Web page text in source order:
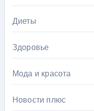
Диеты
Здоровье
Мода и красота
Новости плюс